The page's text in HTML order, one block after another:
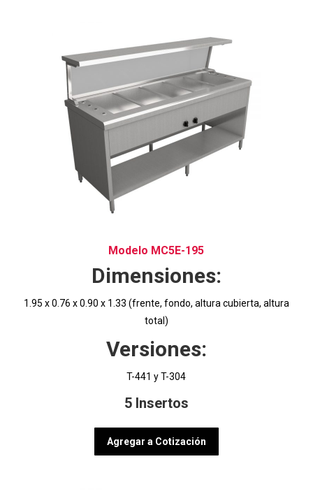
Modelo MC5E-195
Dimensiones:
1.95 x 0.76 x 0.90 x 1.33 (frente, fondo, altura cubierta, altura
total)
Versiones:
T-441 y T-304
5 Insertos
Agregar a Cotización